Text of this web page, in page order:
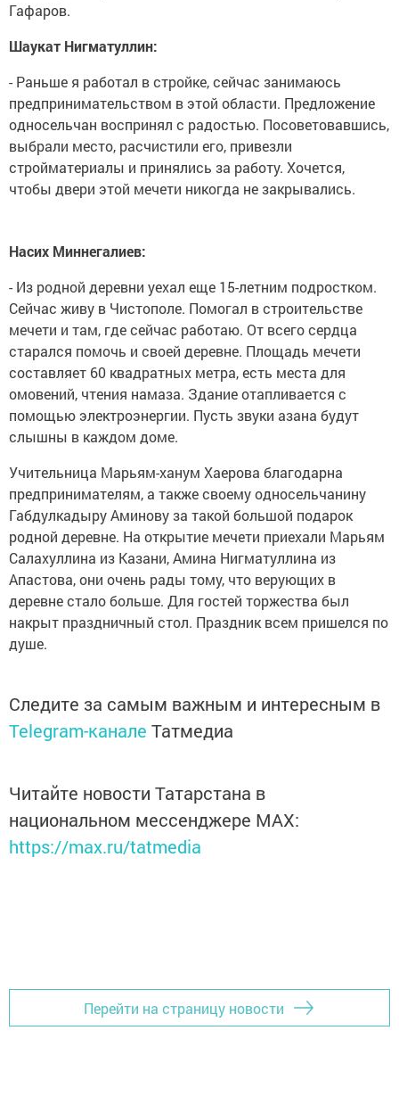
Гафаров.
Шаукат Нигматуллин:
- Раньше я работал в стройке, сейчас занимаюсь
предпринимательством в этой области. Предложение
односельчан воспринял с радостью. Посоветовавшись,
выбрали место, расчистили его, привезли
стройматериалы и принялись за работу. Хочется,
чтобы двери этой мечети никогда не закрывались.
Насих Миннегалиев:
- Из родной деревни уехал еще 15-летним подростком.
Сейчас живу в Чистополе. Помогал в строительстве
мечети и там, где сейчас работаю. От всего сердца
старался помочь и своей деревне. Площадь мечети
составляет 60 квадратных метра, есть места для
омовений, чтения намаза. Здание отапливается с
помощью электроэнергии. Пусть звуки азана будут
слышны в каждом доме.
Учительница Марьям-ханум Хаерова благодарна
предпринимателям, а также своему односельчанину
Габдулкадыру Аминову за такой большой подарок
родной деревне. На открытие мечети приехали Марьям
Салахуллина из Казани, Амина Нигматуллина из
Апастова, они очень рады тому, что верующих в
деревне стало больше. Для гостей торжества был
накрыт праздничный стол. Праздник всем пришелся по
душе.
Следите за самым важным и интересным в
Telegram-канале Татмедиа
Читайте новости Татарстана в
национальном мессенджере MАХ:
https://max.ru/tatmedia
Перейти на страницу новости